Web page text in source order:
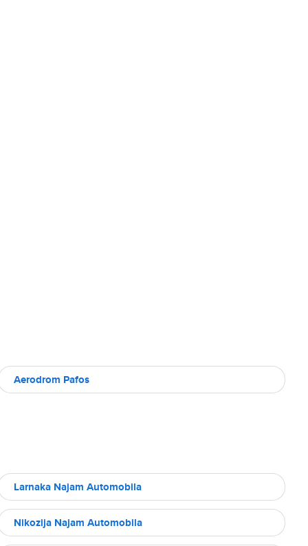
Aerodrom Pafos
Larnaka Najam Automobila
Nikozija Najam Automobila